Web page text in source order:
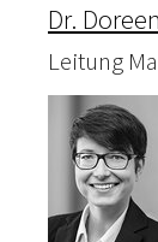
Dr.
Leitung